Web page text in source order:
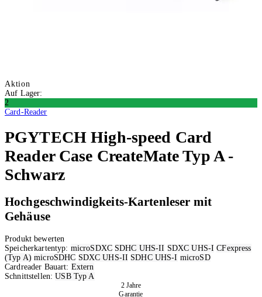
Aktion
Auf Lager:
2
Card-Reader
PGYTECHHigh-speed Card
Reader Case CreateMate Typ A -
Schwarz
Hochgeschwindigkeits-Kartenleser mit
Gehäuse
Produkt bewerten
Speicherkartentyp: microSDXC SDHC UHS-II SDXC UHS-I CFexpress
(Typ A) microSDHC SDXC UHS-II SDHC UHS-I microSD
Cardreader Bauart: Extern
Schnittstellen:USB Typ A
2 Jahre
Garantie